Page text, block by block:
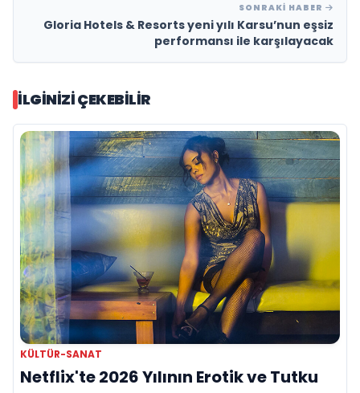
SONRAKI HABER
Gloria Hotels & Resorts yeni yılı Karsu’nun eşsiz
performansı ile karşılayacak
İLGINIZI ÇEKEBILIR
KÜLTÜR-SANAT
Netflix'te 2026 Yılının Erotik ve Tutku